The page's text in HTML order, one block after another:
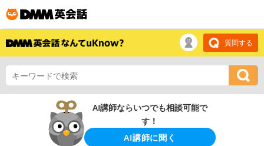
質問する
AI講師ならいつでも相談可能で
す！
AI講師に聞く